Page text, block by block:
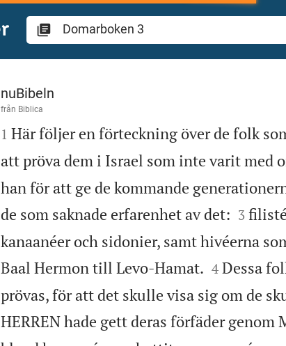
Domarboken 3
nuBibeln
från Biblica

1 Här följer en förteckning över de folk
att pröva dem i Israel som inte varit med
han för att ge de kommande
de som saknade erfarenhet av det:
3
kanaanéer och sidonier, samt hivéerna
Baal Hermon till Levo-Hamat.
4 Dessa
prövas, för att det skulle visa sig om de
HERREN hade gett deras förfäder genom